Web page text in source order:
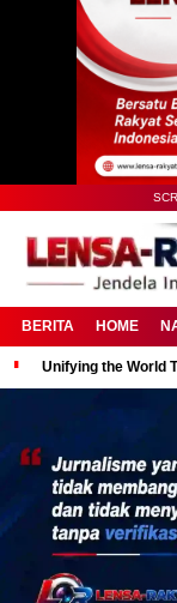
BERITA HOME
Unifying the World